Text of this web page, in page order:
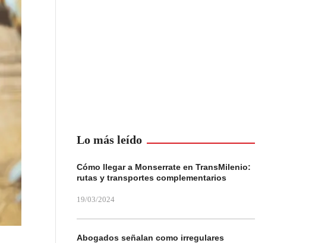
Lo más leído
Cómo llegar a Monserrate en TransMilenio:
rutas y transportes complementarios
19/03/2024
Abogados señalan como irregulares